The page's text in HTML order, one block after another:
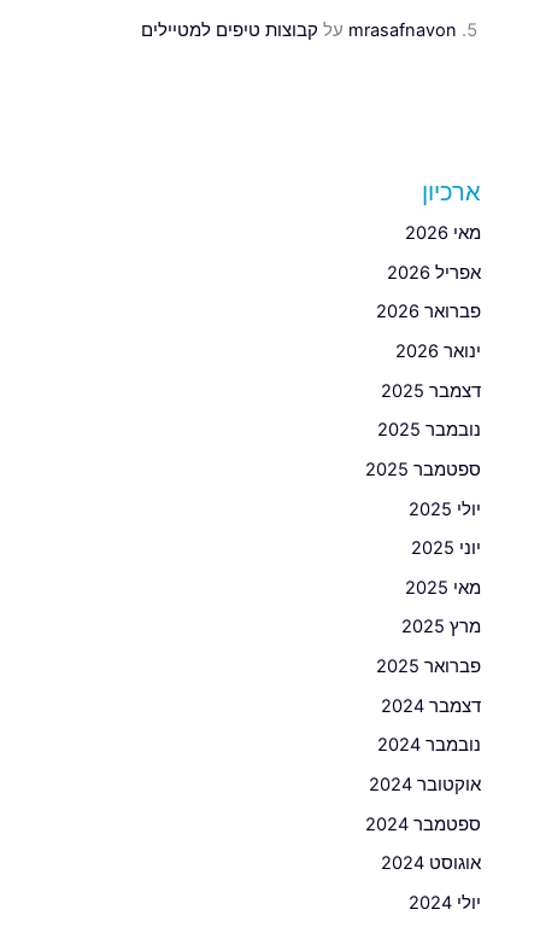
mrasafnavonעלקבוצות טיפים למטיילים
ארכיון
מאי 2026
אפריל 2026
פברואר 2026
ינואר 2026
דצמבר 2025
נובמבר 2025
ספטמבר 2025
יולי 2025
יוני 2025
מאי 2025
מרץ 2025
פברואר 2025
דצמבר 2024
נובמבר 2024
אוקטובר 2024
ספטמבר 2024
אוגוסט 2024
יולי 2024